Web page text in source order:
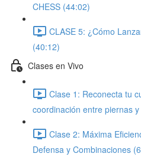
CHESS (44:02)
CLASE 5: ¿Cómo
(40:12)
Clases en Vivo
Clase 1: Reconecta tu
coordinación entre piernas
Clase 2: Máxima
Defensa y Combinaciones